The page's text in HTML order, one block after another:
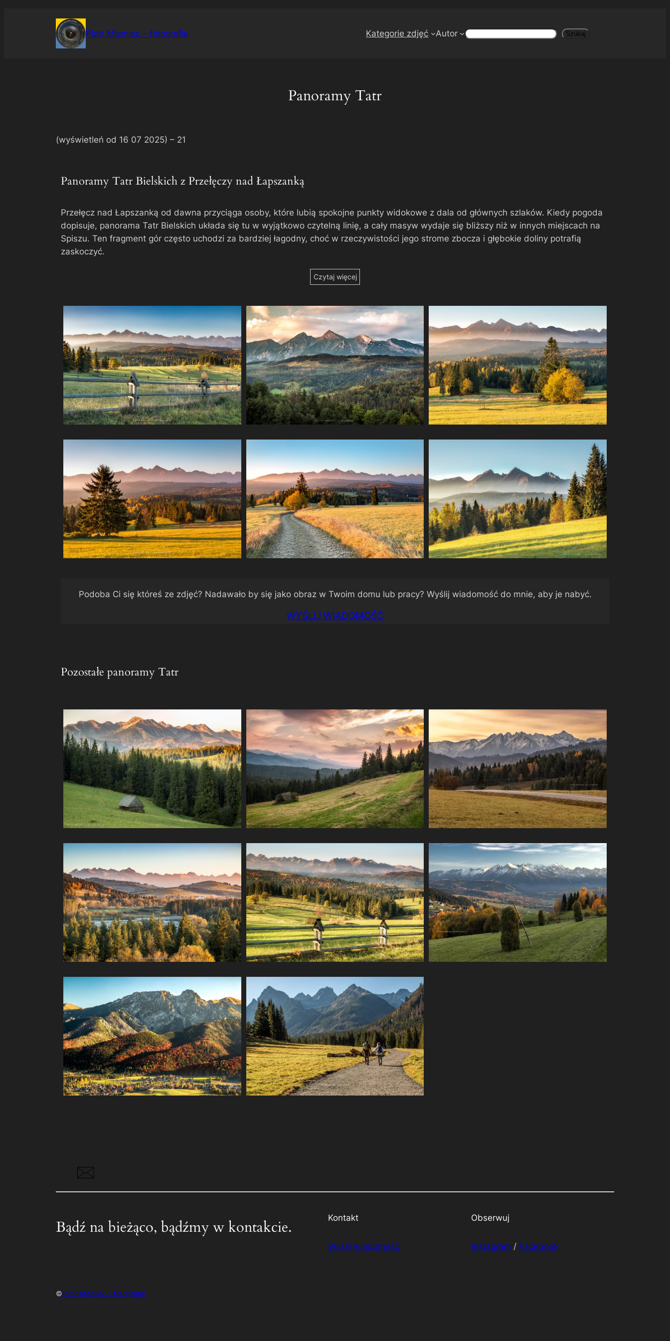
Piotr Miemiec – fotografie Kategorie zdjęć Autor Szukaj Szukaj
Panoramy Tatr
(wyświetleń od 16 07 2025) – 21
Panoramy Tatr Bielskich z Przełęczy nad Łapszanką
Przełęcz nad Łapszanką od dawna przyciąga osoby, które lubią spokojne punkty widokowe z dala od głównych szlaków. Kiedy pogoda
dopisuje, panorama Tatr Bielskich układa się tu w wyjątkowo czytelną linię, a cały masyw wydaje się bliższy niż w innych miejscach na
Spiszu. Ten fragment gór często uchodzi za bardziej łagodny, choć w rzeczywistości jego strome zbocza i głębokie doliny potrafią
zaskoczyć.
Czytaj więcej
Podoba Ci się któreś ze zdjęć? Nadawało by się jako obraz w Twoim domu lub pracy? Wyślij wiadomość do mnie, aby je nabyć.
WYŚLIJ WIADOMOŚĆ
Pozostałe panoramy Tatr
Bądź na bieżąco, bądźmy w kontakcie. Kontakt
Wyślij wiadomość
Obserwuj
Instagram / Facebook
©Piotr Miemiec – fotografie